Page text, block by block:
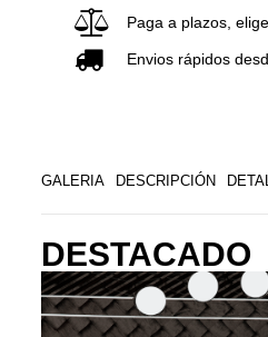
Paga a plazos,
Envios rápidos
GALERIA DESCRIPCIÓN
DESTACADO